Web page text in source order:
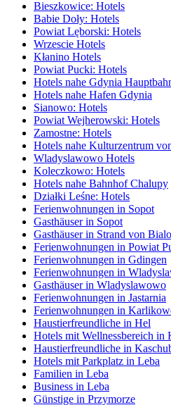
Bieszkowice: Hotels
Babie Doły: Hotels
Powiat Lęborski: Hotels
Wrzescie Hotels
Kłanino Hotels
Powiat Pucki: Hotels
Hotels nahe Gdynia
Hotels nahe Hafen Gdynia
Sianowo: Hotels
Powiat Wejherowski: Hotels
Zamostne: Hotels
Hotels nahe Kulturzentrum
Wladyslawowo Hotels
Koleczkowo: Hotels
Hotels nahe Bahnhof Chalupy
Działki Leśne: Hotels
Ferienwohnungen in Sopot
Gasthäuser in Sopot
Gasthäuser in Strand von
Ferienwohnungen in Powiat
Ferienwohnungen in Gdingen
Ferienwohnungen in
Gasthäuser in Wladyslawowo
Ferienwohnungen in Jastarnia
Ferienwohnungen in
Haustierfreundliche in Hel
Hotels mit Wellnessbereich in
Haustierfreundliche in
Hotels mit Parkplatz in Leba
Familien in Leba
Business in Leba
Günstige in Przymorze